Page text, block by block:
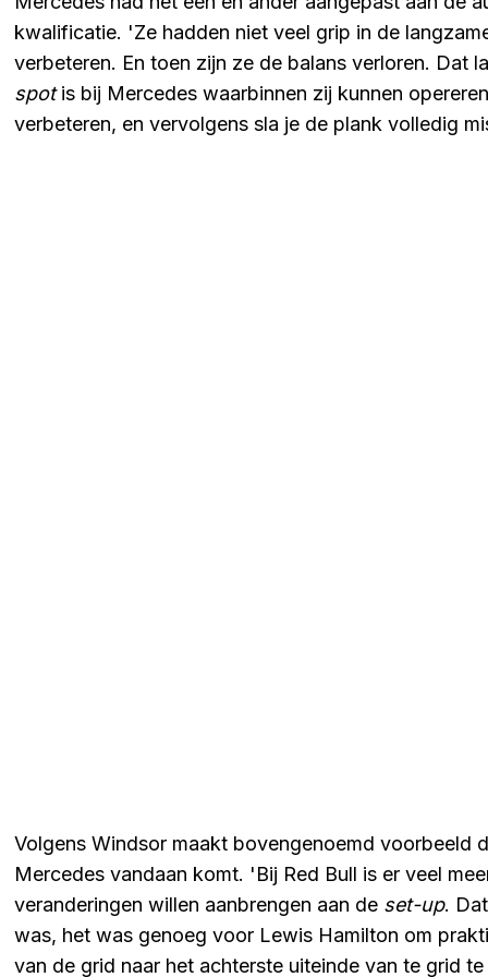
kwalificatie. 'Ze hadden niet veel grip in de
verbeteren. En toen zijn ze de balans verloren. Dat
spotis bij Mercedes waarbinnen zij kunnen
verbeteren, en vervolgens sla je de plank volledig
Volgens Windsor maakt bovengenoemd voorbeeld
Mercedes vandaan komt. 'Bij Red Bull is er veel
veranderingen willen aanbrengen aan de set-up.
was, het was genoeg voor Lewis Hamilton om
van de grid naar het achterste uiteinde van te grid